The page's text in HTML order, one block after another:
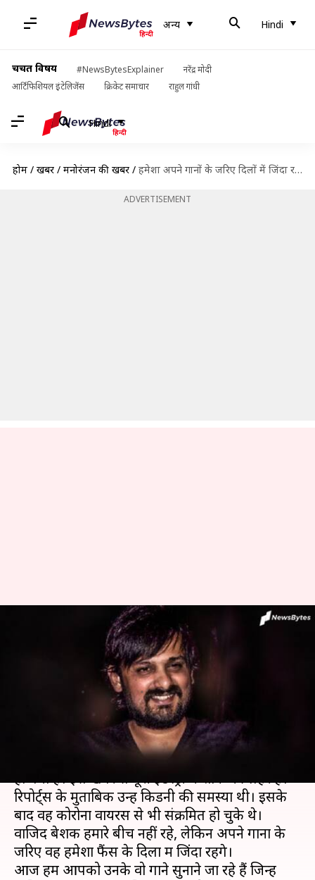
अन्य Hindi
चर्चित विषय #NewsBytesExplainer
नरेंद्र मोदी
आर्टिफिशियल इंटेलिजेंस
क्रिकेट समाचार राहुल गांधी
Hindi
होम / खबरें / मनोरंजन की खबरें / हमेशा अपने गानों के जरिए दिलों में जिंदा रहेंगे वाजिद खान, सुनिए उनके कुछ खूबसूरत नग्में
ADVERTISEMENT
हमेशा अपने गानों के जरिए दिलों में
जिंदा रहेंगे वाजिद खान, सुनिए उनके
कुछ खूबसूरत नग्में
Jun 01, 2020 12:02 pm
बॉलीवुड के जाने-माने संगीतकार
हो गया है। इस खबर से पूरी इंडस्ट्री में शोक की लहर है।
रिपोर्ट्स के मुताबिक उन्हें किडनी की समस्या थी। इसके
बाद वह कोरोना वायरस से भी संक्रमित हो चुके थे।
वाजिद बेशक हमारे बीच नहीं रहे, लेकिन अपने गानों के
जरिए वह हमेशा फैंस के दिलों में जिंदा रहेंगे।
आज हम आपको उनके वो गाने सुनाने जा रहे हैं जिन्हें